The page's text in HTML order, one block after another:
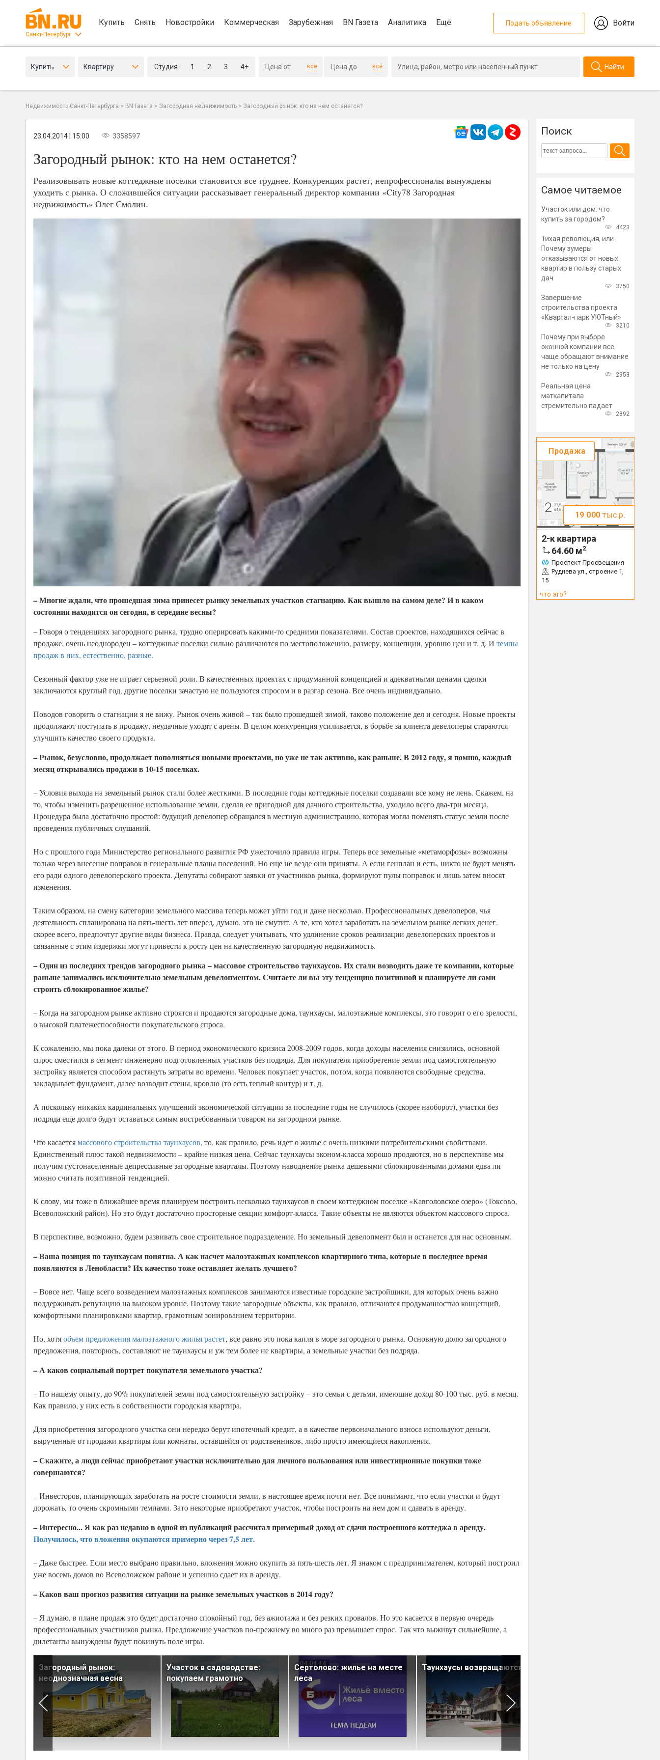
Санкт-Петербург
Купить Снять Новостройки Коммерческая Зарубежная BN Газета Аналитика Ещё Подать объявление Войти
Купить Квартиру Студия 1 2 3 4+ всё всё Найти
Недвижимость Санкт-Петербурга > BN Газета > Загородная недвижимость > Загородный рынок: кто на нем останется?
23.04.2014 | 15:00 3358597
Загородный рынок: кто на нем останется?
Реализовывать новые коттеджные поселки становится все труднее. Конкуренция растет, непрофессионалы вынуждены
уходить с рынка. О сложившейся ситуации рассказывает генеральный директор компании «City78 Загородная
недвижимость» Олег Смолин.
– Многие ждали, что прошедшая зима принесет рынку земельных участков стагнацию. Как вышло на самом деле? И в каком
состоянии находится он сегодня, в середине весны?
– Говоря о тенденциях загородного рынка, трудно оперировать какими-то средними показателями. Состав проектов, находящихся сейчас в
продаже, очень неоднороден – коттеджные поселки сильно различаются по местоположению, размеру, концепции, уровню цен и т. д. И темпы
продаж в них, естественно, разные.
Сезонный фактор уже не играет серьезной роли. В качественных проектах с продуманной концепцией и адекватными ценами сделки
заключаются круглый год, другие поселки зачастую не пользуются спросом и в разгар сезона. Все очень индивидуально.
Поводов говорить о стагнации я не вижу. Рынок очень живой – так было прошедшей зимой, таково положение дел и сегодня. Новые проекты
продолжают поступать в продажу, неудачные уходят с арены. В целом конкуренция усиливается, в борьбе за клиента девелоперы стараются
улучшить качество своего продукта.
– Рынок, безусловно, продолжает пополняться новыми проектами, но уже не так активно, как раньше. В 2012 году, я помню, каждый
месяц открывались продажи в 10-15 поселках.
– Условия выхода на земельный рынок стали более жесткими. В последние годы коттеджные поселки создавали все кому не лень. Скажем, на
то, чтобы изменить разрешенное использование земли, сделав ее пригодной для дачного строительства, уходило всего два-три месяца.
Процедура была достаточно простой: будущий девелопер обращался в местную администрацию, которая могла поменять статус земли после
проведения публичных слушаний.
Но с прошлого года Министерство регионального развития РФ ужесточило правила игры. Теперь все земельные «метаморфозы» возможны
только через внесение поправок в генеральные планы поселений. Но еще не везде они приняты. А если генплан и есть, никто не будет менять
его ради одного девелоперского проекта. Депутаты собирают заявки от участников рынка, формируют пулы поправок и лишь затем вносят
изменения.
Таким образом, на смену категории земельного массива теперь может уйти год и даже несколько. Профессиональных девелоперов, чья
деятельность спланирована на пять-шесть лет вперед, думаю, это не смутит. А те, кто хотел заработать на земельном рынке легких денег,
скорее всего, предпочтут другие виды бизнеса. Правда, следует учитывать, что удлинение сроков реализации девелоперских проектов и
связанные с этим издержки могут привести к росту цен на качественную загородную недвижимость.
– Один из последних трендов загородного рынка – массовое строительство таунхаусов. Их стали возводить даже те компании, которые
раньше занимались исключительно земельным девелопментом. Считаете ли вы эту тенденцию позитивной и планируете ли сами
строить сблокированное жилье?
– Когда на загородном рынке активно строятся и продаются загородные дома, таунхаусы, малоэтажные комплексы, это говорит о его зрелости,
о высокой платежеспособности покупательского спроса.
К сожалению, мы пока далеки от этого. В период экономического кризиса 2008-2009 годов, когда доходы населения снизились, основной
спрос сместился в сегмент инженерно подготовленных участков без подряда. Для покупателя приобретение земли под самостоятельную
застройку является способом растянуть затраты во времени. Человек покупает участок, потом, когда появляются свободные средства,
закладывает фундамент, далее возводит стены, кровлю (то есть теплый контур) и т. д.
А поскольку никаких кардинальных улучшений экономической ситуации за последние годы не случилось (скорее наоборот), участки без
подряда еще долго будут оставаться самым востребованным товаром на загородном рынке.
Что касаетсямассового строительства таунхаусов, то, как правило, речь идет о жилье с очень низкими потребительскими свойствами.
Единственный плюс такой недвижимости – крайне низкая цена. Сейчас таунхаусы эконом-класса хорошо продаются, но в перспективе мы
получим густонаселенные депрессивные загородные кварталы. Поэтому наводнение рынка дешевыми сблокированными домами едва ли
можно считать позитивной тенденцией.
К слову, мы тоже в ближайшее время планируем построить несколько таунхаусов в своем коттеджном поселке «Кавголовское озеро» (Токсово,
Всеволожский район). Но это будут достаточно просторные секции комфорт-класса. Такие объекты не являются объектом массового спроса.
В перспективе, возможно, будем развивать свое строительное подразделение. Но земельный девелопмент был и останется для нас основным.
– Ваша позиция по таунхаусам понятна. А как насчет малоэтажных комплексов квартирного типа, которые в последнее время
появляются в Ленобласти? Их качество тоже оставляет желать лучшего?
– Вовсе нет. Чаще всего возведением малоэтажных комплексов занимаются известные городские застройщики, для которых очень важно
поддерживать репутацию на высоком уровне. Поэтому такие загородные объекты, как правило, отличаются продуманностью концепций,
комфортными планировками квартир, грамотным зонированием территории.
Но, хотяобъем предложения малоэтажного жилья растет, все равно это пока капля в море загородного рынка. Основную долю загородного
предложения, повторюсь, составляют не таунхаусы и уж тем более не квартиры, а земельные участки без подряда.
– А каков социальный портрет покупателя земельного участка?
– По нашему опыту, до 90% покупателей земли под самостоятельную застройку – это семьи с детьми, имеющие доход 80-100 тыс. руб. в месяц.
Как правило, у них есть в собственности городская квартира.
Для приобретения загородного участка они нередко берут ипотечный кредит, а в качестве первоначального взноса используют деньги,
вырученные от продажи квартиры или комнаты, оставшейся от родственников, либо просто имеющиеся накопления.
– Скажите, а люди сейчас приобретают участки исключительно для личного пользования или инвестиционные покупки тоже
совершаются?
– Инвесторов, планирующих заработать на росте стоимости земли, в настоящее время почти нет. Все понимают, что если участки и будут
дорожать, то очень скромными темпами. Зато некоторые приобретают участок, чтобы построить на нем дом и сдавать в аренду.
– Интересно... Я как раз недавно в одной из публикаций рассчитал примерный доход от сдачи построенного коттеджа в аренду.
Получилось, что вложения окупаются примерно через 7,5 лет.
– Даже быстрее. Если место выбрано правильно, вложения можно окупить за пять-шесть лет. Я знаком с предпринимателем, который построил
уже восемь домов во Всеволожском районе и успешно сдает их в аренду.
– Каков ваш прогноз развития ситуации на рынке земельных участков в 2014 году?
– Я думаю, в плане продаж это будет достаточно спокойный год, без ажиотажа и без резких провалов. Но это касается в первую очередь
профессиональных участников рынка. Предложение участков по-прежнему во много раз превышает спрос. Так что выживут сильнейшие, а
дилетанты вынуждены будут покинуть поле игры.
Загородный рынок:
неоднозначная весна
Участок в садоводстве:
покупаем грамотно
Сертолово: жилье на месте
леса
Таунхаусы возвращаются
Поиск
Самое читаемое
Участок или дом: что
купить за городом?
4423
Тихая революция, или
Почему зумеры
отказываются от новых
квартир в пользу старых
дач
3750
Завершение
строительства проекта
«Квартал-парк УЮТный»
3210
Почему при выборе
оконной компании все
чаще обращают внимание
не только на цену
2953
Реальная цена
маткапитала
стремительно падает
2892
Продажа
19 000 тыс.р.
2-к квартира
64.60 м2
Проспект Просвещения
Руднева ул., строение 1,
15
что это?